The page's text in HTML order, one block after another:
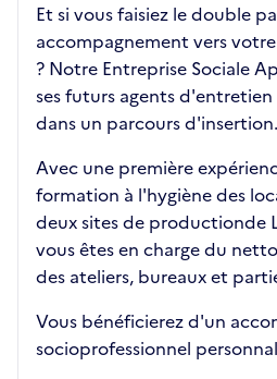
Et si vous faisiez le double
accompagnement vers
? Notre Entreprise Sociale
ses futurs agents
dans un parcours d'insertion.
Avec une première
formation à l'hygiène des
deux sites de productionde
vous êtes en charge du
des ateliers, bureaux et
Vous bénéficierez d'un
socioprofessionnel